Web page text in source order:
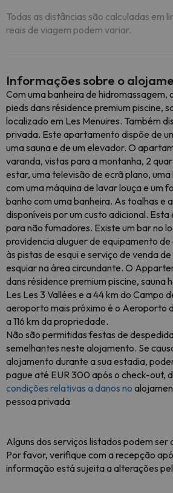
Todas as distâncias são calculadas em
reais de viagem podem variar.
Informações sobre o
Com uma banheira de
pieds dans résidence premium piscine,
localizado em Les Menuires. Também
privada. Este apartamento dispõe de
uma sauna e de um elevador. O
varanda, vistas para a montanha, 2
estar, uma televisão de ecrã plano,
com uma máquina de lavar louça e um
banho com uma banheira. As toalhas e
disponíveis por um custo adicional.
para não fumadores. Existe um bar no
providencia aluguer de equipamento de
às pistas de esqui e serviço de venda
esquiar na área circundante. O
dans résidence premium piscine, sauna
Les Les 3 Vallées e a 44 km do Campo
aeroporto mais próximo é o Aeroporto
a 116 km da propriedade.
Não são permitidas festas de
semelhantes neste alojamento. Se
alojamento durante a sua estadia,
pague até EUR 300 após o check-out,
condições relativas a danos no
pessoa privada
Alguns dos serviços listados podem ser
Por favor, verifique com a recepção
informação está sujeita a alterações